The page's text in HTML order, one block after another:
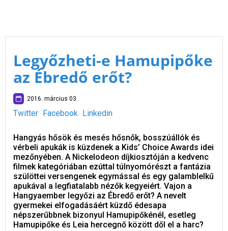
Legyőzheti-e Hamupipőke
az Ébredő erőt?
2016. március 03.
Twitter Facebook Linkedin
Hangyás hősök és mesés hősnők, bosszúállók és
vérbeli apukák is küzdenek a Kids’ Choice Awards idei
mezőnyében. A Nickelodeon díjkiosztóján a kedvenc
filmek kategóriában ezúttal túlnyomórészt a fantázia
szülöttei versengenek egymással és egy galamblelkű
apukával a legfiatalabb nézők kegyeiért. Vajon a
Hangyaember legyőzi az Ébredő erőt? A nevelt
gyermekei elfogadásáért küzdő édesapa
népszerűbbnek bizonyul Hamupipőkénél, esetleg
Hamupipőke és Leia hercegnő között dől el a harc?